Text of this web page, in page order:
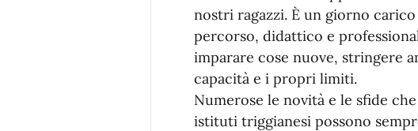
nostri ragazzi. È un giorno
percorso, didattico e
imparare cose nuove, stringere
capacità e i propri limiti.
Numerose le novità e le sfide
istituti triggianesi possono